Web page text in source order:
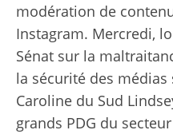
modération de
Instagram. Mercredi,
Sénat sur la
la sécurité des
Caroline du Sud
grands PDG du